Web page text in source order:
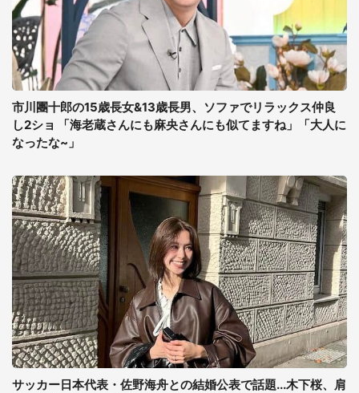
市川團十郎の15歳長女&13歳長男、ソファでリラックス仲良
し2ショ 「海老蔵さんにも麻央さんにも似てますね」「大人に
なったな~」
サッカー日本代表・佐野海舟との結婚公表で話題...木下桜、肩